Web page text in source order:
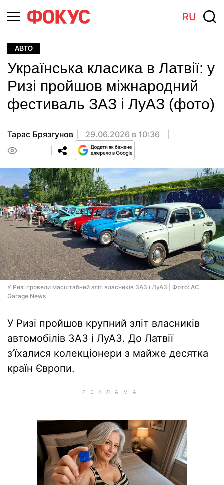
RU
АВТО
Українська класика в Латвії: у
Ризі пройшов міжнародний
фестиваль ЗАЗ і ЛуАЗ (фото)
Тарас Брязгунов
29.06.2026 в 10:36
У Ризі провели масштабний зліт власників ЗАЗ і ЛуАЗ | Фото: AC
Garage News
У Ризі пройшов крупний зліт власників
автомобілів ЗАЗ і ЛуАЗ. До Латвії
з’їхалися колекціонери з майже десятка
країн Європи.